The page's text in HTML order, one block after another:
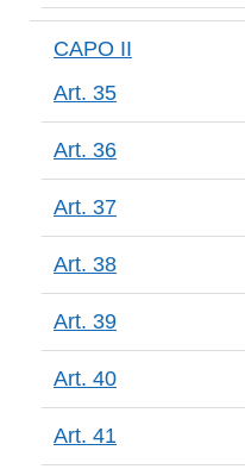
CAPO II
Art. 35
Art. 36
Art. 37
Art. 38
Art. 39
Art. 40
Art. 41